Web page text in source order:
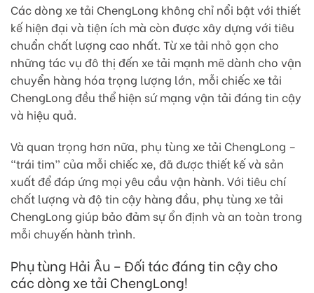
Các dòng xe tải ChengLong không chỉ nổi bật với thiết
kế hiện đại và tiện ích mà còn được xây dựng với tiêu
chuẩn chất lượng cao nhất. Từ xe tải nhỏ gọn cho
những tác vụ đô thị đến xe tải mạnh mẽ dành cho vận
chuyển hàng hóa trọng lượng lớn, mỗi chiếc xe tải
ChengLong đều thể hiện sứ mạng vận tải đáng tin cậy
và hiệu quả.
Và quan trọng hơn nữa, phụ tùng xe tải ChengLong –
“trái tim” của mỗi chiếc xe, đã được thiết kế và sản
xuất để đáp ứng mọi yêu cầu vận hành. Với tiêu chí
chất lượng và độ tin cậy hàng đầu, phụ tùng xe tải
ChengLong giúp bảo đảm sự ổn định và an toàn trong
mỗi chuyến hành trình.
Phụ tùng Hải Âu – Đối tác đáng tin cậy cho
các dòng xe tải ChengLong!